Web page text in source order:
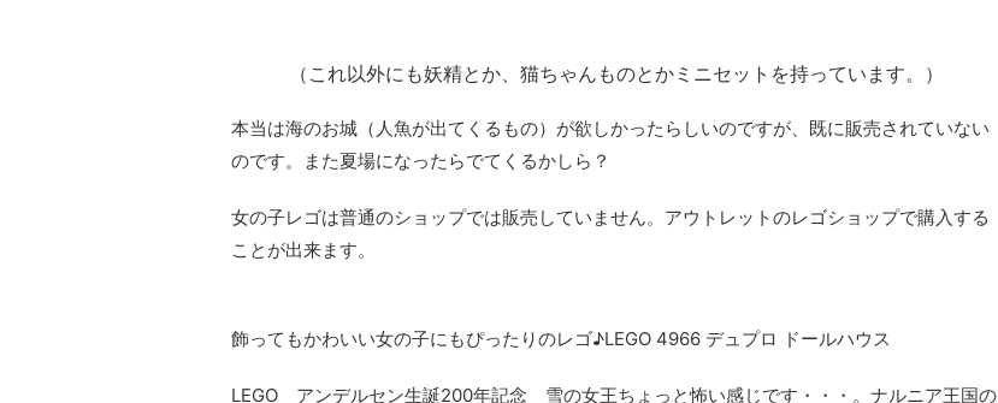
（これ以外にも妖精とか、猫ちゃんものとかミニセットを持っています。）
本当は海のお城（人魚が出てくるもの）が欲しかったらしいのですが、既に販売されていない
のです。また夏場になったらでてくるかしら？
女の子レゴは普通のショップでは販売していません。アウトレットのレゴショップで購入する
ことが出来ます。
飾ってもかわいい女の子にもぴったりのレゴ♪LEGO 4966 デュプロ ドールハウス
LEGO アンデルセン生誕200年記念 雪の女王ちょっと怖い感じです・・・。ナルニア王国の